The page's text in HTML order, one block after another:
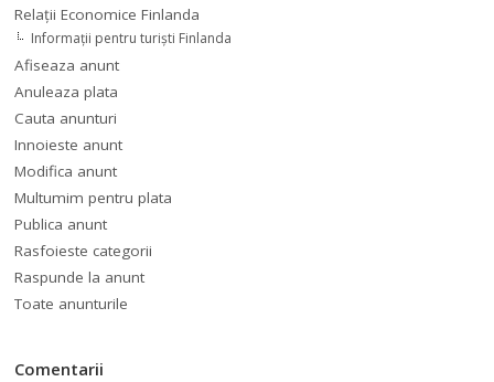
Relaţii Economice Finlanda
Informaţii pentru turişti Finlanda
Afiseaza anunt
Anuleaza plata
Cauta anunturi
Innoieste anunt
Modifica anunt
Multumim pentru plata
Publica anunt
Rasfoieste categorii
Raspunde la anunt
Toate anunturile
Comentarii